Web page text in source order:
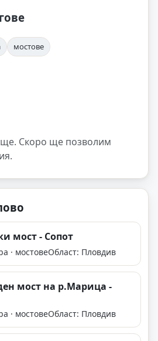
мостове
Скоро ще позволим
мост - Сопот
· мостовеОбласт: Пловдив
мост на р.Марица -
· мостовеОбласт: Пловдив